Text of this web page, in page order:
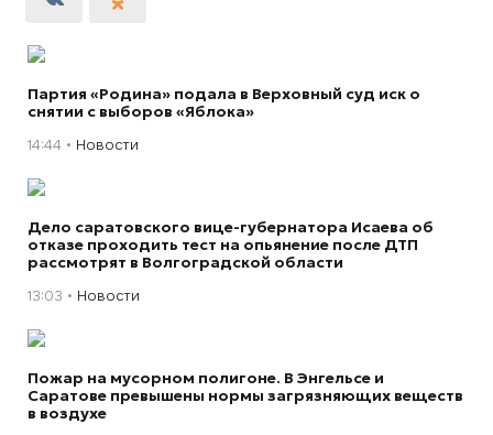
Партия «Родина» подала в Верховный суд иск о
снятии с выборов «Яблока»
14:44 Новости
Дело саратовского вице-губернатора Исаева об
отказе проходить тест на опьянение после ДТП
рассмотрят в Волгоградской области
13:03 Новости
Пожар на мусорном полигоне. В Энгельсе и
Саратове превышены нормы загрязняющих веществ
в воздухе